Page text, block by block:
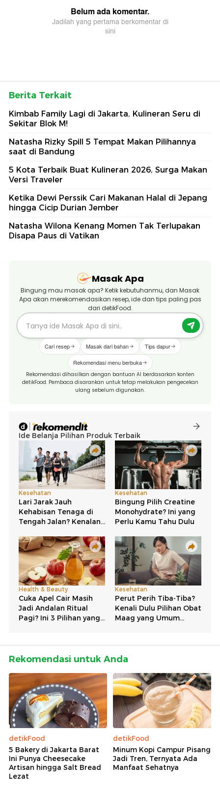
Berita Terkait
Kimbab Family Lagi di Jakarta, Kulineran Seru di
Sekitar Blok M!
Natasha Rizky Spill 5 Tempat Makan Pilihannya
saat di Bandung
5 Kota Terbaik Buat Kulineran 2026, Surga Makan
Versi Traveler
Ketika Dewi Perssik Cari Makanan Halal di Jepang
hingga Cicip Durian Jember
Natasha Wilona Kenang Momen Tak Terlupakan
Disapa Paus di Vatikan
Masak Apa
Bingung mau masak apa? Ketik kebutuhanmu, dan Masak
Apa akan merekomendasikan resep, ide dan tips paling pas
dari detikFood.
Cari resep Masak dari bahan Tips dapur
Rekomendasi menu berbuka
Rekomendasi dihasilkan dengan bantuan AI berdasarkan konten
detikFood. Pembaca disarankan untuk tetap melakukan pengecekan
ulang sebelum digunakan.
Rekomendasi untuk Anda
detikFood
5 Bakery di Jakarta Barat
Ini Punya Cheesecake
Artisan hingga Salt Bread
Lezat
detikFood
Minum Kopi Campur Pisang
Jadi Tren, Ternyata Ada
Manfaat Sehatnya